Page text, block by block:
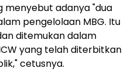
menyebut adanya "dua
pengelolaan MBG. Itu
ditemukan dalam
yang telah diterbitkan
cetusnya.